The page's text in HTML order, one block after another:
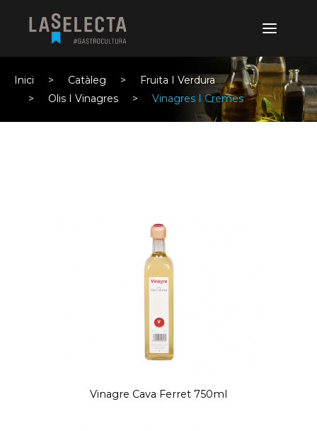
Inici Catàleg
Fruita I Verdura
Olis I Vinagres
Vinagres I Cremes
Vinagre Cava Ferret 750ml